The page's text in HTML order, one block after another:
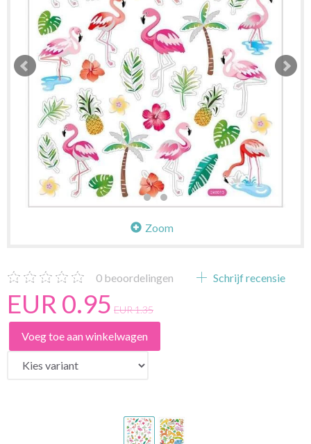
Zoom
0 beoordelingen Schrijf recensie
EUR 0.95 EUR 1.35
Voeg toe aan winkelwagen